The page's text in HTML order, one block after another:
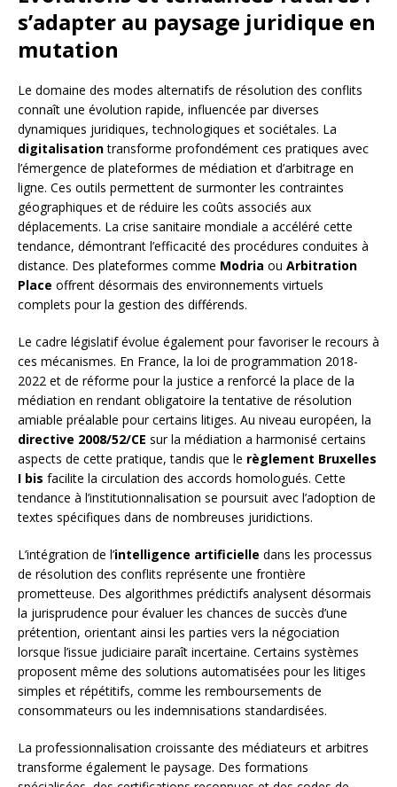
s’adapter au paysage juridique en
mutation
Le domaine des modes alternatifs de résolution des conflits
connaît une évolution rapide, influencée par diverses
dynamiques juridiques, technologiques et sociétales. La
digitalisationtransforme profondément ces pratiques avec
l’émergence de plateformes de médiation et d’arbitrage en
ligne. Ces outils permettent de surmonter les contraintes
géographiques et de réduire les coûts associés aux
déplacements. La crise sanitaire mondiale a accéléré cette
tendance, démontrant l’efficacité des procédures conduites à
distance. Des plateformes comme Modria ou Arbitration
Place offrent désormais des environnements virtuels
complets pour la gestion des différends.
Le cadre législatif évolue également pour favoriser le recours à
ces mécanismes. En France, la loi de programmation 2018-
2022 et de réforme pour la justice a renforcé la place de la
médiation en rendant obligatoire la tentative de résolution
amiable préalable pour certains litiges. Au niveau européen, la
directive 2008/52/CE sur la médiation a harmonisé certains
aspects de cette pratique, tandis que le règlement Bruxelles
I bis facilite la circulation des accords homologués. Cette
tendance à l’institutionnalisation se poursuit avec l’adoption de
textes spécifiques dans de nombreuses juridictions.
L’intégration de l’intelligence artificielle dans les processus
de résolution des conflits représente une frontière
prometteuse. Des algorithmes prédictifs analysent désormais
la jurisprudence pour évaluer les chances de succès d’une
prétention, orientant ainsi les parties vers la négociation
lorsque l’issue judiciaire paraît incertaine. Certains systèmes
proposent même des solutions automatisées pour les litiges
simples et répétitifs, comme les remboursements de
consommateurs ou les indemnisations standardisées.
La professionnalisation croissante des médiateurs et arbitres
transforme également le paysage. Des formations